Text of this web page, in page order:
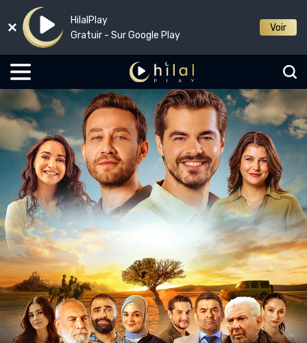
HilalPlay
Gratuir - Sur Google Play
Voir